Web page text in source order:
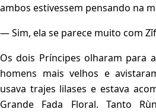
ambos estivessem pensando na
— Sim, ela se parece muito com
Os dois Príncipes olharam para
homens mais velhos e
usava trajes lilases e estava
Grande Fada Floral. Tanto